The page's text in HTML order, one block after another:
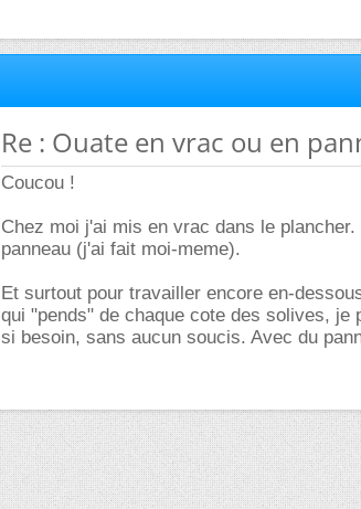
Re : Ouate en vrac ou en
Coucou !
Chez moi j'ai mis en vrac dans le
panneau (j'ai fait moi-meme).
Et surtout pour travailler encore en-
qui "pends" de chaque cote des solives,
si besoin, sans aucun soucis. Avec du